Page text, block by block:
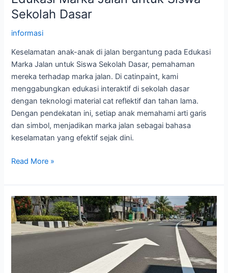
Sekolah Dasar
informasi
Keselamatan anak-anak di jalan bergantung pada Edukasi
Marka Jalan untuk Siswa Sekolah Dasar, pemahaman
mereka terhadap marka jalan. Di catinpaint, kami
menggabungkan edukasi interaktif di sekolah dasar
dengan teknologi material cat reflektif dan tahan lama.
Dengan pendekatan ini, setiap anak memahami arti garis
dan simbol, menjadikan marka jalan sebagai bahasa
keselamatan yang efektif sejak dini.
Edukasi
Jalan
untuk
Siswa
Sekolah
Dasar
Read More »